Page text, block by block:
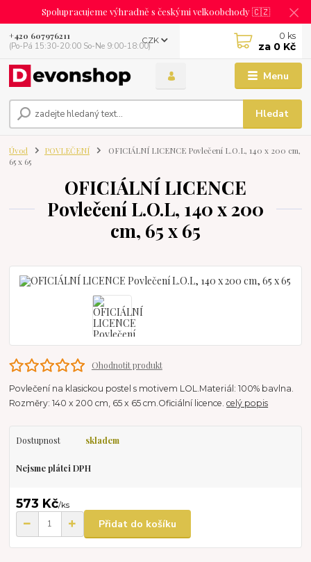
Spolupracujeme výhradně s českými velkoobchody 🇨🇿
Menu
CZK
Hledat
+420 607976211
(Po-Pá 15:30-20:00 So-Ne 9:00-18:00)
0 ks
za 0 Kč
Úvod POVLEČENÍ
OFICIÁLNÍ LICENCE Povlečení L.O.L, 140 x 200 cm,
65 x 65
OFICIÁLNÍ LICENCE
Povlečení L.O.L, 140 x 200
cm, 65 x 65
Ohodnotit produkt
Povlečení na klasickou postel s motivem LOL.Materiál: 100% bavlna.
Rozměry: 140 x 200 cm, 65 x 65 cm.Oficiální licence.celý popis
Dostupnost skladem
Nejsme plátci DPH
573 Kč/ks
Přidat do košíku